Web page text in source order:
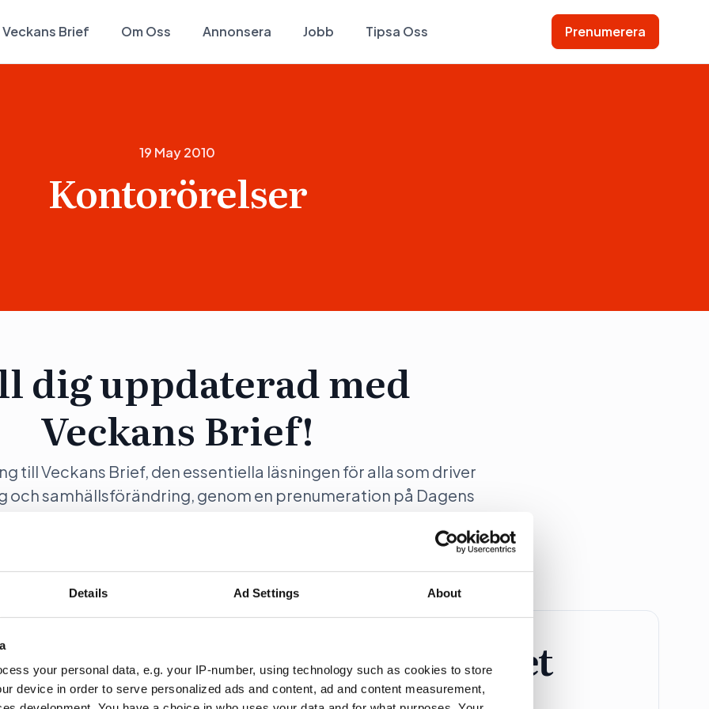
Details Ad Settings About
your personal data, e.g. your IP-number, using technology such as cookies to store
device in order to serve personalized ads and content, ad and content measurement,
Veckans Brief Om Oss Annonsera Jobb Tipsa Oss Prenumerera
19 May 2010
Kontorörelser
dig uppdaterad med
Veckans Brief!
till Veckans Brief, den essentiella läsningen för alla som driver
och samhällsförändring, genom en prenumeration på Dagens
Företagspaket